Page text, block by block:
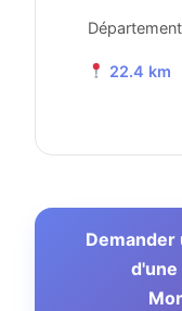
22.4 km
Demander
d'une